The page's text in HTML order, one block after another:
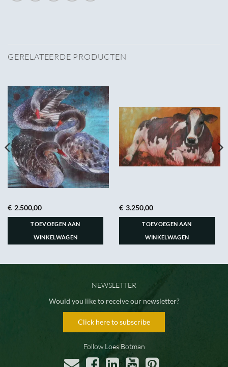
GERELATEERDE PRODUCTEN
€ 2.500,00
TOEVOEGEN AAN
WINKELWAGEN
€ 3.250,00
TOEVOEGEN AAN
WINKELWAGEN
NEWSLETTER
Would you like to receive our newsletter?
Click here to subscribe
Follow Loes Botman